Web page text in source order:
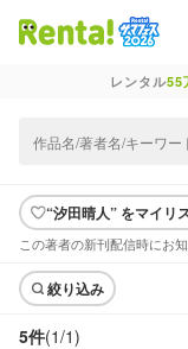
レンタル55
“汐田晴人” をマイリ
この著者の新刊配信時にお
絞り込み
5件(1/1)